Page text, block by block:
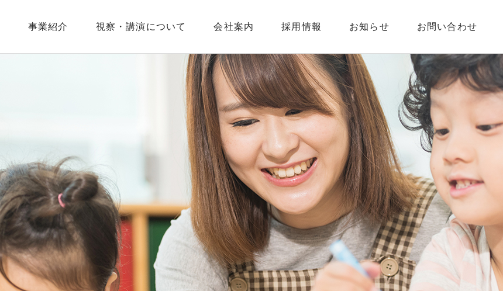
事業紹介 視察・講演について 会社案内 採用情報 お知らせ お問い合わせ